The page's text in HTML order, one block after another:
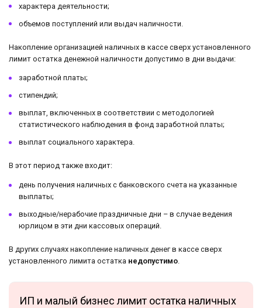
характера деятельности;
объемов поступлений или выдач наличности.
Накопление организацией наличных в кассе сверх установленного
лимит остатка денежной наличности допустимо в дни выдачи:
заработной платы;
стипендий;
выплат, включенных в соответствии с методологией
статистического наблюдения в фонд заработной платы;
выплат социального характера.
В этот период также входит:
день получения наличных с банковского счета на указанные
выплаты;
выходные/нерабочие праздничные дни – в случае ведения
юрлицом в эти дни кассовых операций.
В других случаях накопление наличных денег в кассе сверх
установленного лимита остатка недопустимо.
ИП и малый бизнес лимит остатка наличных